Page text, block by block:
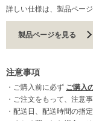
詳しい仕様は、製品ページ
製品ページを見る
注意事項
・ご購入前に必ず ご購入
・ご注文をもって、注意
・配送日、配送時間の指